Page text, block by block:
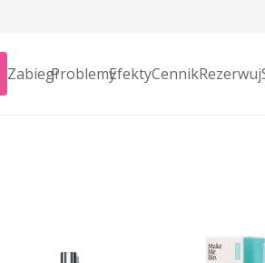
ZabiegiProblemyEfektyCennikRezerwuj